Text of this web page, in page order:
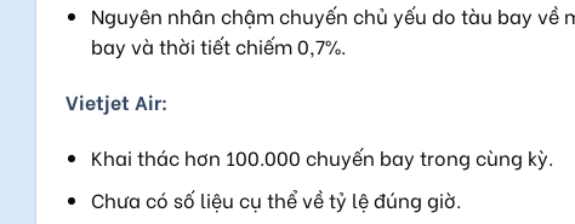
Nguyên nhân chậm chuyến chủ yếu do tàu bay
bay và thời tiết chiếm 0,7%.
Vietjet Air:
Khai thác hơn 100.000 chuyến bay trong cùng kỳ.
Chưa có số liệu cụ thể về tỷ lệ đúng giờ.